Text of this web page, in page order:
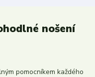
nošení
pomocníkem každého